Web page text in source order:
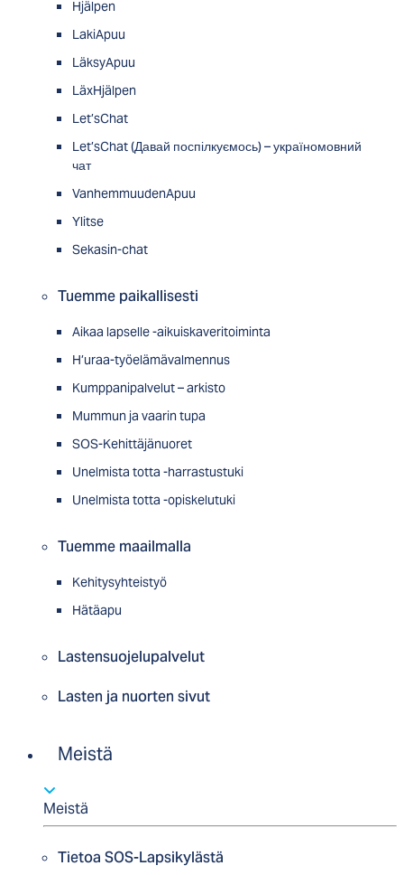
Hjälpen
LakiApuu
LäksyApuu
LäxHjälpen
Let’sChat
Let’sChat (Давай поспілкуємось) – україномовний
чат
VanhemmuudenApuu
Ylitse
Sekasin-chat
Tuemme paikallisesti
Aikaa lapselle -aikuiskaveritoiminta
H’uraa-työelämävalmennus
Kumppanipalvelut – arkisto
Mummun ja vaarin tupa
SOS-Kehittäjänuoret
Unelmista totta -harrastustuki
Unelmista totta -opiskelutuki
Tuemme maailmalla
Kehitysyhteistyö
Hätäapu
Lastensuojelupalvelut
Lasten ja nuorten sivut
Meistä
Meistä
Tietoa SOS-Lapsikylästä